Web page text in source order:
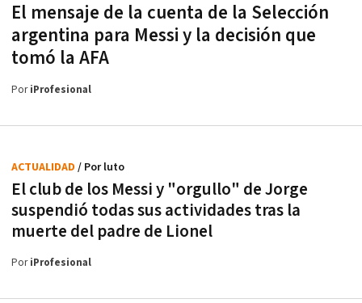
El mensaje de la cuenta de la Selección
argentina para Messi y la decisión que
tomó la AFA
PoriProfesional
El club de los Messi y "orgullo" de Jorge
suspendió todas sus actividades tras la
muerte del padre de Lionel
ACTUALIDAD / Por luto
PoriProfesional